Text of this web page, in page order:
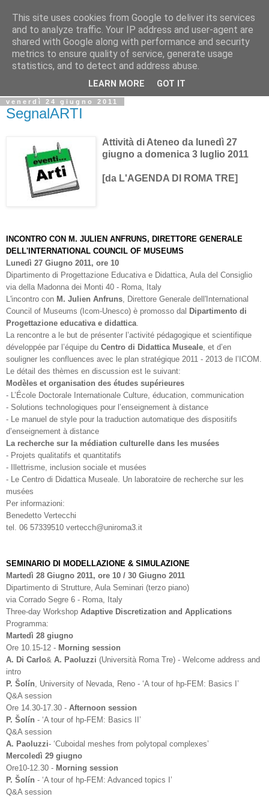
Biblio@rti in
Il Blog della Biblioteca di Area delle arti per condividere
informazioni iniziative incontri
venerdì 24 giugno 2011
SegnalARTI
Attività di Ateneo da lunedì 27
giugno a domenica 3 luglio 2011
[da L'AGENDA DI ROMA TRE]
INCONTRO CON M. JULIEN ANFRUNS, DIRETTORE GENERALE
DELL'INTERNATIONAL COUNCIL OF MUSEUMS
Lunedì 27 Giugno 2011, ore 10
Dipartimento di Progettazione Educativa e Didattica, Aula del Consiglio
via della Madonna dei Monti 40 - Roma, Italy
L'incontro con M. Julien Anfruns , Direttore Generale dell'International
Council of Museums (Icom-Unesco) è promosso dal Dipartimento di
Progettazione educativa e didattica
La rencontre a le but de présenter l’activité pédagogique et scientifique
développée par l’équipe du Centro di Didattica Museale , et d’en
souligner les confluences avec le plan stratégique 2011 - 2013 de l’ICOM.
Le détail des thèmes en discussion est le suivant:
Modèles et organisation des études supérieures
- L’École Doctorale Internationale Culture, éducation, communication
- Solutions technologiques pour l’enseignement à distance
- Le manuel de style pour la traduction automatique des dispositifs
d’enseignement à distance
La recherche sur la médiation culturelle dans les musées
- Projets qualitatifs et quantitatifs
- Illettrisme, inclusion sociale et musées
- Le Centro di Didattica Museale. Un laboratoire de recherche sur les
musées
Per informazioni:
Benedetto Vertecchi
tel. 06 57339510 vertecch@uniroma3.it
SEMINARIO DI MODELLAZIONE & SIMULAZIONE
Martedì 28 Giugno 2011, ore 10 / 30 Giugno 2011
Dipartimento di Strutture, Aula Seminari (terzo piano)
via Corrado Segre 6 - Roma, Italy
Three-day Workshop Adaptive Discretization and Applications
Programma:
Martedì 28 giugno
Ore 10.15-12 - Morning session
A. Di Carlo& A. Paoluzzi (Università Roma Tre) - Welcome address and
intro
P. Šolín , University of Nevada, Reno - ‘A tour of hp-FEM: Basics I’
Q&A session
Ore 14.30-17.30 - Afternoon session
P. Šolín - ‘A tour of hp-FEM: Basics II’
Q&A session
A. Paoluzzi- ‘Cuboidal meshes from polytopal complexes’
Mercoledì 29 giugno
Ore10-12.30 - Morning session
P. Šolín - ‘A tour of hp-FEM: Advanced topics I’
Q&A session
This site uses cookies from Google to deliver its services
and to analyze traffic. Your IP address and user-agent are
shared with Google along with performance and security
metrics to ensure quality of service, generate usage
statistics, and to detect and address abuse.
LEARN MORE GOT IT